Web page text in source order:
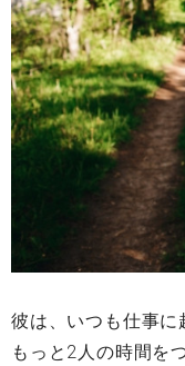
彼は、いつも仕事に
もっと2人の時間を